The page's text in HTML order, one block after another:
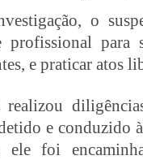
o
para
e praticar atos
e conduzido
ele foi